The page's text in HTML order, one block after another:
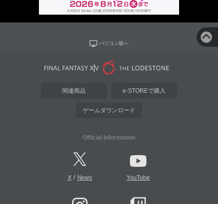
パソコン版へ
関連商品 e-STOREで購入
ゲームダウンロード
Official Information
X/ News YouTube